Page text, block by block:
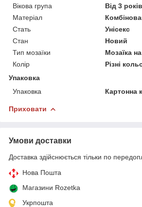
Вікова група
Від 3 років
Матеріал
Стать
Унісекс
Стан
Новий
Тип мозаїки
Мозаїка
Колір
Різні
Упаковка
Упаковка
Картонна
Приховати
Умови доставки
Доставка здійснюється тільки по
Нова Пошта
Магазини Rozetka
Укрпошта